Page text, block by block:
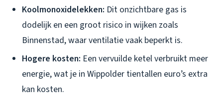
Koolmonoxidelekken: Dit onzichtbare gas is
dodelijk en een groot risico in wijken zoals
Binnenstad, waar ventilatie vaak beperkt is.
Hogere kosten: Een vervuilde ketel verbruikt meer
energie, wat je in Wippolder tientallen euro’s extra
kan kosten.